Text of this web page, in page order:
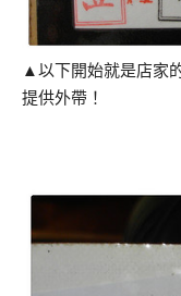
▲以下開始就是店家
提供外帶！